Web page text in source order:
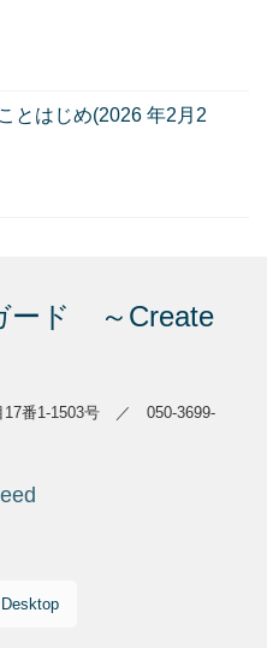
とはじめ(2026 年2月2
ード ～Create
17番1-1503号 ／ 050-3699-
Desktop